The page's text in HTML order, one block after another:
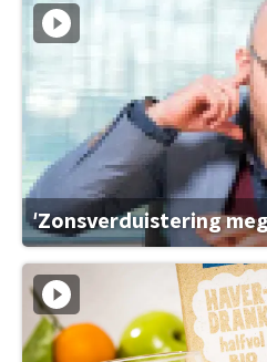
'Zonsverduistering